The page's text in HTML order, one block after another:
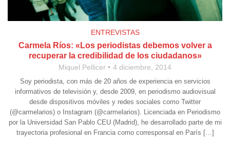
ENTREVISTAS
Carmela Ríos: «Los periodistas debemos volver a
recuperar la credibilidad de los ciudadanos»
Miquel Pellicer 4 diciembre, 2014
Soy periodista, con más de 20 años de experiencia en servicios
informativos de televisión y, desde 2009, en periodismo audiovisual
desde dispositivos móviles y redes sociales como Twitter
(@carmelarios) o Instagram (@carmelarios). Licenciada en Periodismo
por la Universidad San Pablo CEU (Madrid), he desarrollado parte de mi
trayectoria profesional en Francia como corresponsal en París […]